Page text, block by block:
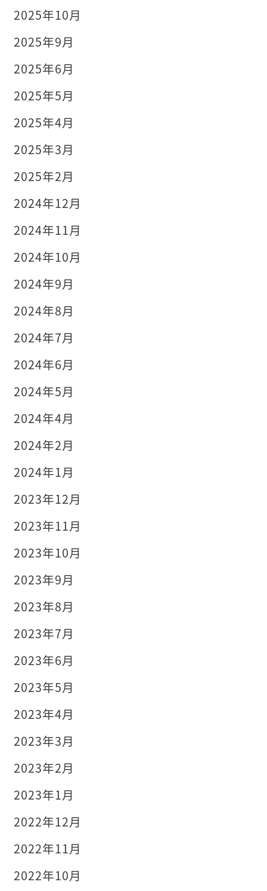
2025年10月
2025年9月
2025年6月
2025年5月
2025年4月
2025年3月
2025年2月
2024年12月
2024年11月
2024年10月
2024年9月
2024年8月
2024年7月
2024年6月
2024年5月
2024年4月
2024年2月
2024年1月
2023年12月
2023年11月
2023年10月
2023年9月
2023年8月
2023年7月
2023年6月
2023年5月
2023年4月
2023年3月
2023年2月
2023年1月
2022年12月
2022年11月
2022年10月